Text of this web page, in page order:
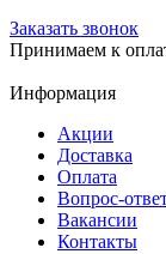
Заказать звонок
Принимаем к
Информация
Акции
Доставка
Оплата
Вопрос-
Вакансии
Контакты